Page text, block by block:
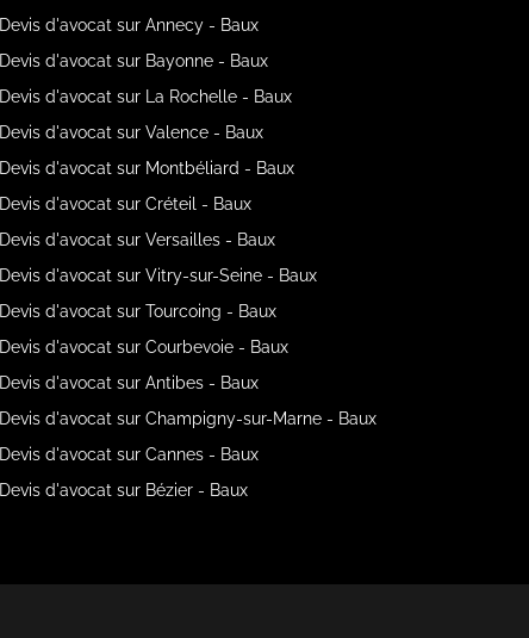
Devis d'avocat sur Annecy - Baux
Devis d'avocat sur Bayonne - Baux
Devis d'avocat sur La Rochelle - Baux
Devis d'avocat sur Valence - Baux
Devis d'avocat sur Montbéliard - Baux
Devis d'avocat sur Créteil - Baux
Devis d'avocat sur Versailles - Baux
Devis d'avocat sur Vitry-sur-Seine - Baux
Devis d'avocat sur Tourcoing - Baux
Devis d'avocat sur Courbevoie - Baux
Devis d'avocat sur Antibes - Baux
Devis d'avocat sur Champigny-sur-Marne - Baux
Devis d'avocat sur Cannes - Baux
Devis d'avocat sur Bézier - Baux